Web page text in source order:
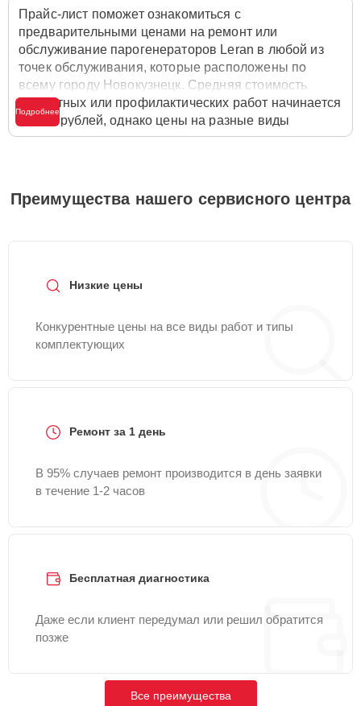
Прайс-лист поможет ознакомиться с
предварительными ценами на ремонт или
обслуживание парогенераторов Leran в любой из
точек обслуживания, которые расположены по
всему городу Новокузнецк. Средняя стоимость
ремонтных или профилактических работ начинается
от 600 рублей, однако цены на разные виды
комплектующих могут различаться. Полную
службы заботы о клиентах. Для расчета итоговой
стоимости ремонта парогенератора достаточно
Подробнее
Преимущества нашего сервисного центра
Низкие цены
Конкурентные цены на все виды работ и типы
комплектующих
Ремонт за 1 день
В 95% случаев ремонт производится в день заявки
в течение 1-2 часов
Бесплатная диагностика
Даже если клиент передумал или решил обратится
позже
Все преимущества